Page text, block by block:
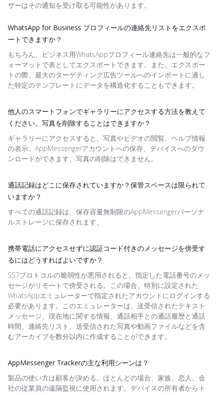
ザーはその通知を受け取る可能性があります。
WhatsApp for Business プロフィールの連絡先リストをエクスポ
ートできますか？
もちろん、ビジネス用WhatsAppプロフィール連絡先は一般的なフ
ォーマットで表としてエクスポートできます。また、エクスポー
トの際、最大のターゲティング広告ツールへのインポートに適し
た特定のテンプレートにデータを構造化することもできます。
他人のスマートフォンでギャラリーにアクセスする方法を教えて
ください。写真を削除することはできますか？
ギャラリーにアクセスすると、写真やビデオの閲覧、ヘルプ情報
の表示、AppMessengerアカウントへの保存、デバイスへのダウ
ンロードができます。写真の削除はできません。
通話記録はどこに保存されていますか？保管スペースは限られて
いますか？
すべての通話記録は、保存容量無制限のAppMessengerパーソナ
ルストレージに保存されます。
携帯電話にアクセスせずに認証コード付きのメッセージを傍受す
るにはどうすればよいですか？
SS7プロトコルの脆弱性が悪用されると、指定した電話番号のメッ
セージがリモートで傍受される。この場合、特別に設定された
WhatsAppエミュレーターで指定されたアカウントにログインする
必要があります。このエミュレーターは、送受信されたテキスト
メッセージ、現在地に関する情報、通話相手との通話履歴と通話
時間、連絡先リスト、送受信された写真や動画ファイルなどを含
むアーカイブを数分以内に作成することができます。
AppMessenger Trackerの主な利用シーンは？
製品の使い方は顧客が決める。ほとんどの場合、家族、恋人、会
社の従業員の遠隔監視に使用されます。デバイスの所有者からト